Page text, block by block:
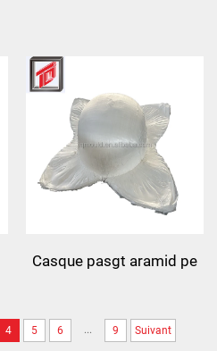
casque de formation
protecteur tactique
extérieur
Casque pasgt aramid pe
dégagement casque
balistique moule
4 5 6 ... 9 Suivant